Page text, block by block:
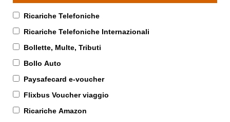
Ricariche Telefoniche
Ricariche Telefoniche Internazionali
Bollette, Multe, Tributi
Bollo Auto
Paysafecard e-voucher
Flixbus Voucher viaggio
Ricariche Amazon